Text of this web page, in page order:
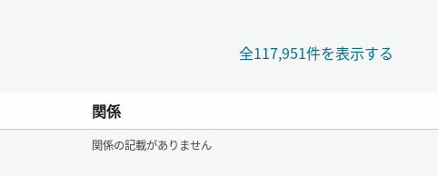
全117,951件を表示する
関係
関係の記載がありません